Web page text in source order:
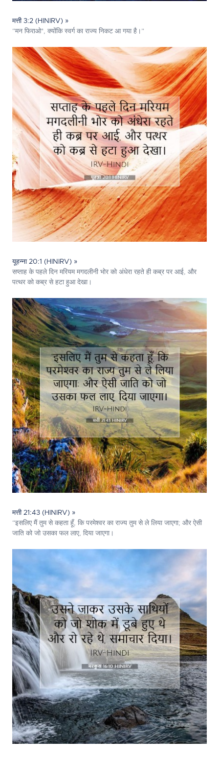
मत्ती 3:2 (HINIRV) »
“मन फिराओ*, क्योंकि स्वर्ग का राज्य निकट आ गया है।”
यूहन्ना 20:1 (HINIRV) »
सप्ताह के पहले दिन मरियम मगदलीनी भोर को अंधेरा रहते ही कब्र पर आई, और
पत्थर को कब्र से हटा हुआ देखा।
मत्ती 21:43 (HINIRV) »
“इसलिए मैं तुम से कहता हूँ, कि परमेश्‍वर का राज्य तुम से ले लिया जाएगा; और ऐसी
जाति को जो उसका फल लाए, दिया जाएगा।